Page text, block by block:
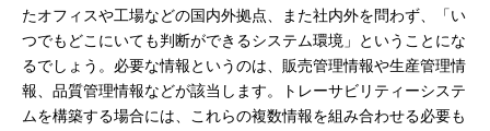
たオフィスや工場などの国内外拠点、また社内外を問わず、「い
つでもどこにいても判断ができるシステム環境」ということにな
るでしょう。必要な情報というのは、販売管理情報や生産管理情
報、品質管理情報などが該当します。トレーサビリティーシステ
ムを構築する場合には、これらの複数情報を組み合わせる必要も